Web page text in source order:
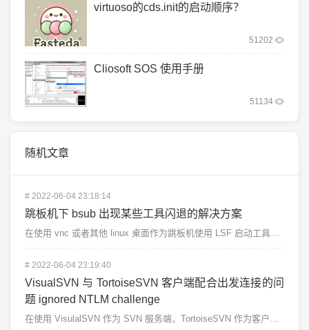
virtuoso的cds.init的启动顺序？
51202
Cliosoft SOS 使用手册
51134
随机文章
# 2022-06-04 23:18:14
跳板机下 bsub 出现某些工具闪退的解决方案
在使用 vnc 或者其他 linux 桌面作为跳板机使用 LSF 启动工具的时候，某些工具会出现闪退...
# 2022-06-04 23:19:40
VisualSVN 与 TortoiseSVN 客户端配合出发连接的问
题 ignored NTLM challenge